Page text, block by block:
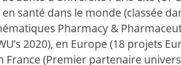
santé dans le monde (classée
Pharmacy &
2020), en Europe (18 projets
France (Premier partenaire